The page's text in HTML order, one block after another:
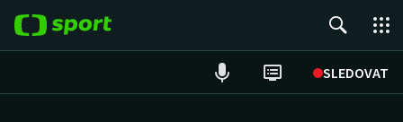
SLEDOVAT